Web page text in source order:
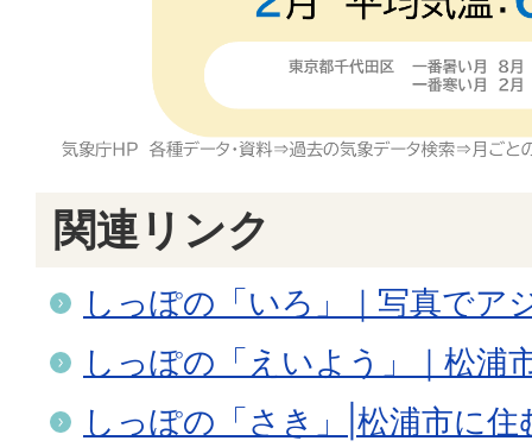
関連リンク
しっぽの「いろ」｜写真でア
しっぽの「えいよう」｜松浦
しっぽの「さき」|松浦市に住